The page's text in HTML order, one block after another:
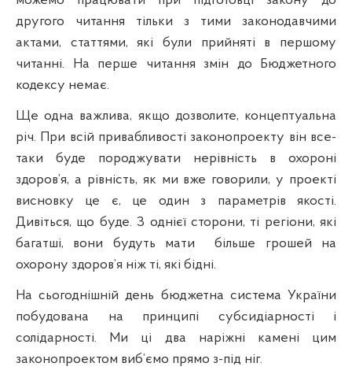
другого читання тільки з тими законодавчими
актами, статтями, які були прийняті в першому
читанні. На перше читання змін до Бюджетного
кодексу немає.
Ще одна важлива, якщо дозволите, концептуальна
річ. При всій привабливості законопроекту він все-
таки буде породжувати нерівність в охороні
здоров’я, а рівність, як ми вже говорили, у проекті
висновку це є, це один з параметрів якості.
Дивіться, що буде.З однієї сторони, ті регіони, які
багатші, вони будуть мати
більше грошей на
охорону здоров’я ніж ті, які бідні.
На сьогоднішній день бюджетна система України
побудована на принципі субсидіарності і
солідарності. Ми ці два наріжні камені цим
законопроектом виб’ємо прямо з-під ніг.